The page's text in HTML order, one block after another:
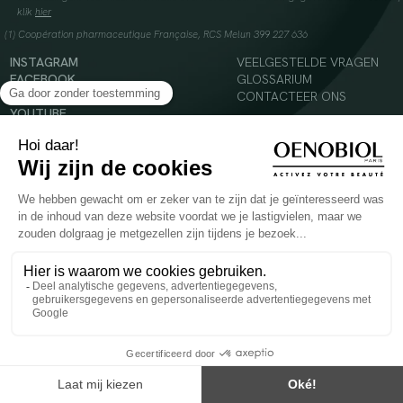
klik hier
(1) Coopération pharmaceutique Française, RCS Melun 399 227 636
INSTAGRAM
FACEBOOK
TIKTOK
YOUTUBE
VEELGESTELDE VRAGEN
GLOSSARIUM
CONTACTEER ONS
Voedingssupplement dat moet worden geconsumeerd als onderdeel van een gevarieerde,
evenwichtige voeding en een gezonde levensstijl. Aanbevolen dagelijkse dosis niet
overschrijden. Enkel voor volwassenen, buiten het bereik van kinderen houden.